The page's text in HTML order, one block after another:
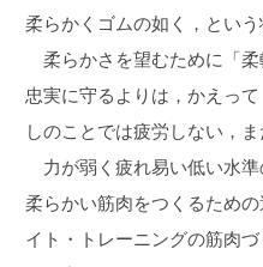
柔らかくゴムの如く，とい
柔らかさを望むために「柔
忠実に守るよりは，かえっ
しのことでは疲労しない，
力が弱く疲れ易い低い水準
柔らかい筋肉をつくるため
イト・トレーニングの筋肉